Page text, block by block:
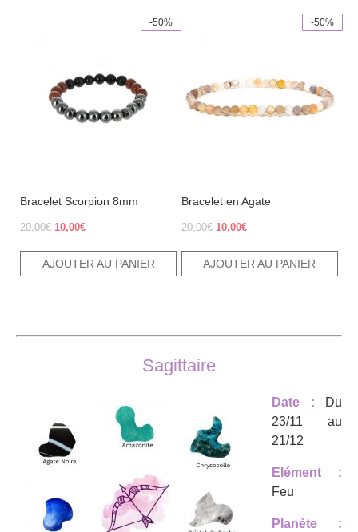
-50%
Bracelet Scorpion 8mm
20,00€ Le
initial
10,00€Le
actuel
AJOUTER AU PANIER
-50%
Bracelet en Agate
20,00€ Le
initial
10,00€Le
actuel
AJOUTER AU PANIER
Sagittaire
Date :
Du
23/11 au
21/12
Elément :
Feu
Planète :